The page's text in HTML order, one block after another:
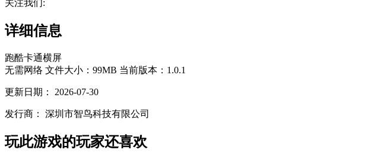
关注我们:
详细信息
跑酷卡通横屏
无需网络 文件大小：99MB 当前版本：1.0.1
更新日期： 2026-07-30
发行商： 深圳市智鸟科技有限公司
玩此游戏的玩家还喜欢